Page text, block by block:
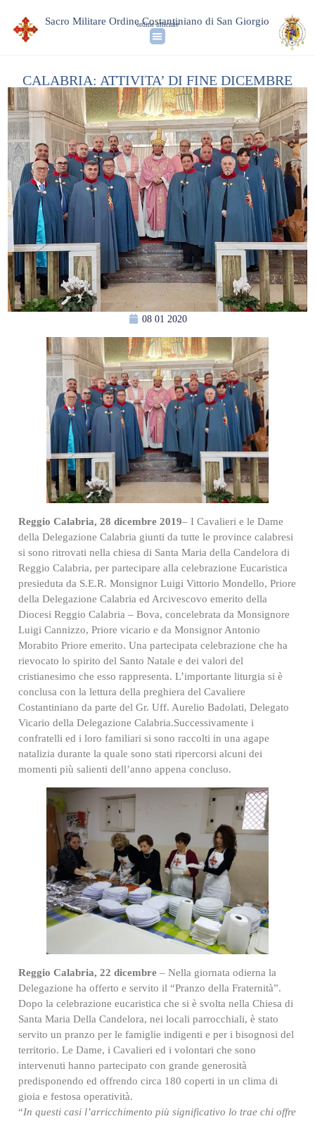
Sacro Militare Ordine Costantiniano di San Giorgio
ordine ufficiale
CALABRIA: ATTIVITA’ DI FINE DICEMBRE
08 01 2020
Reggio Calabria, 28 dicembre 2019– I Cavalieri e le Dame
della Delegazione Calabria giunti da tutte le province calabresi
si sono ritrovati nella chiesa di Santa Maria della Candelora di
Reggio Calabria, per partecipare alla celebrazione Eucaristica
presieduta da S.E.R. Monsignor Luigi Vittorio Mondello, Priore
della Delegazione Calabria ed Arcivescovo emerito della
Diocesi Reggio Calabria – Bova, concelebrata da Monsignore
Luigi Cannizzo, Priore vicario e da Monsignor Antonio
Morabito Priore emerito. Una partecipata celebrazione che ha
rievocato lo spirito del Santo Natale e dei valori del
cristianesimo che esso rappresenta. L’importante liturgia si è
conclusa con la lettura della preghiera del Cavaliere
Costantiniano da parte del Gr. Uff. Aurelio Badolati, Delegato
Vicario della Delegazione Calabria.Successivamente i
confratelli ed i loro familiari si sono raccolti in una agape
natalizia durante la quale sono stati ripercorsi alcuni dei
momenti più salienti dell’anno appena concluso.
Reggio Calabria, 22 dicembre – Nella giornata odierna la
Delegazione ha offerto e servito il “Pranzo della Fraternità”.
Dopo la celebrazione eucaristica che si è svolta nella Chiesa di
Santa Maria Della Candelora, nei locali parrocchiali, è stato
servito un pranzo per le famiglie indigenti e per i bisognosi del
territorio. Le Dame, i Cavalieri ed i volontari che sono
intervenuti hanno partecipato con grande generosità
predisponendo ed offrendo circa 180 coperti in un clima di
gioia e festosa operatività.
“In questi casi l’arricchimento più significativo lo trae chi offre